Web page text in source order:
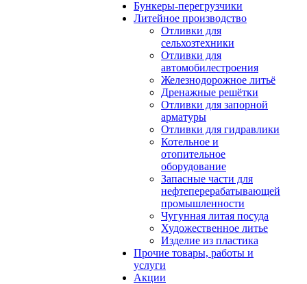
Бункеры-перегрузчики
Литейное производство
Отливки для
сельхозтехники
Отливки для
автомобилестроения
Железнодорожное литьё
Дренажные решётки
Отливки для запорной
арматуры
Отливки для гидравлики
Котельное и
отопительное
оборудование
Запасные части для
нефтеперерабатывающей
промышленности
Чугунная литая посуда
Художественное литье
Изделие из пластика
Прочие товары, работы и
услуги
Акции